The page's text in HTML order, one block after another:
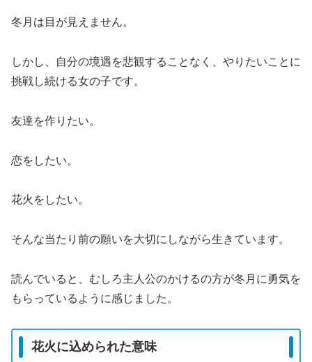
冬月は目が見えません。
しかし、自分の境遇を悲観することなく、やりたいことに
挑戦し続ける女の子です。
友達を作りたい。
恋をしたい。
花火をしたい。
そんな当たり前の願いを大切にしながら生きています。
読んでいると、むしろ主人公のかけるの方が冬月に勇気を
もらっているように感じました。
花火に込められた意味